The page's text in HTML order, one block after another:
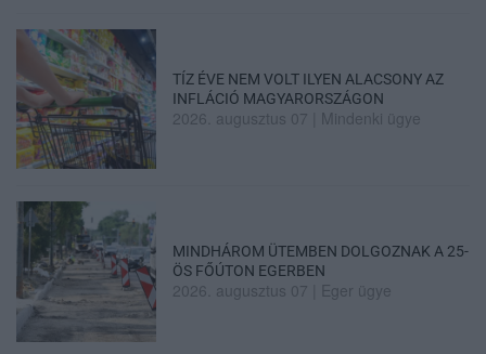
TÍZ ÉVE NEM VOLT ILYEN ALACSONY AZ
INFLÁCIÓ MAGYARORSZÁGON
2026. augusztus 07 Mindenki ügye
MINDHÁROM ÜTEMBEN DOLGOZNAK A 25-
ÖS FŐÚTON EGERBEN
2026. augusztus 07 Eger ügye